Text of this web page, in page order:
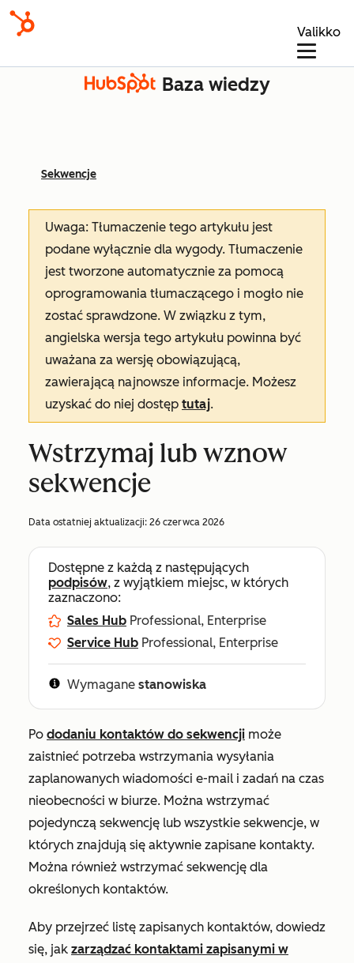
Valikko
Baza wiedzy
Sekwencje
Uwaga: Tłumaczenie tego artykułu jest
podane wyłącznie dla wygody. Tłumaczenie
jest tworzone automatycznie za pomocą
oprogramowania tłumaczącego i mogło nie
zostać sprawdzone. W związku z tym,
angielska wersja tego artykułu powinna być
uważana za wersję obowiązującą,
zawierającą najnowsze informacje. Możesz
uzyskać do niej dostęp tutaj.
Wstrzymaj lub wznow
sekwencje
Data ostatniej aktualizacji: 26 czerwca 2026
Dostępne z każdą z następujących
podpisów, z wyjątkiem miejsc, w których
zaznaczono:
Sales Hub Professional, Enterprise
Service Hub Professional, Enterprise
Wymagane stanowiska
Po dodaniu kontaktów do sekwencji może
zaistnieć potrzeba wstrzymania wysyłania
zaplanowanych wiadomości e-mail i zadań na czas
nieobecności w biurze. Można wstrzymać
pojedynczą sekwencję lub wszystkie sekwencje, w
których znajdują się aktywnie zapisane kontakty.
Można również wstrzymać sekwencję dla
określonych kontaktów.
Aby przejrzeć listę zapisanych kontaktów, dowiedz
się, jak zarządzać kontaktami zapisanymi w